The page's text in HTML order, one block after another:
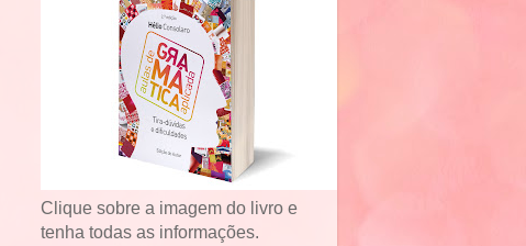
Clique sobre a imagem do livro e
tenha todas as informações.